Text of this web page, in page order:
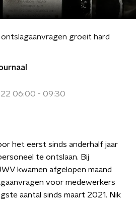
groeit hard
06:00 - 09:30
het eerst sinds anderhalf jaar
te ontslaan. Bij
kwamen afgelopen maand
voor medewerkers
aantal sinds maart 2021. Nik